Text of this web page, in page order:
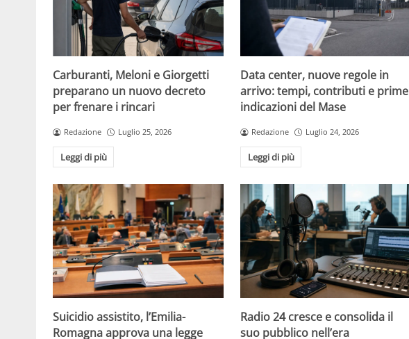
Carburanti, Meloni e Giorgetti
preparano un nuovo decreto
per frenare i rincari
Redazione Luglio 25, 2026
Leggi di più
Data center, nuove regole in
arrivo: tempi, contributi e prime
indicazioni del Mase
Redazione Luglio 24, 2026
Leggi di più
Suicidio assistito, l’Emilia-
Romagna approva una legge
Radio 24 cresce e consolida il
suo pubblico nell’era